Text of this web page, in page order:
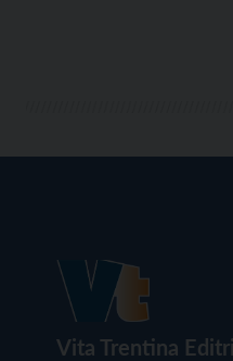
Vita Trentina